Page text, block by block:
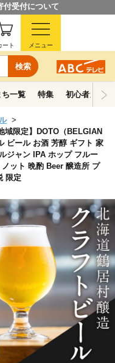
付受付について
検索
ート メニュー
ち一覧 特集 初心者ガイド
限定】DOTO（BELGIAN
ビール お酒 芳醇 ギフト 家
ジャン IPA ホップ フルー
ット 晩酌 Beer 醸造所 プ
限定